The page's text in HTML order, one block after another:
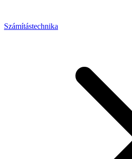
Számítástechnika